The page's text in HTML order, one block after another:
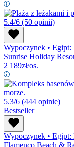
5.4/6 (50 opinii)
Wypoczynek • Egipt:
Sunrise Holiday
2 189zł/os.
5.3/6 (444 opinie)
Bestseller
Wypoczynek • Egipt:
Flamenco Beach &